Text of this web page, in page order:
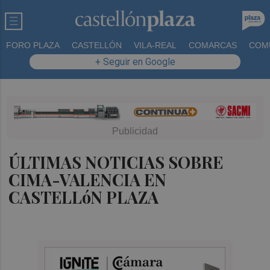
FORO PLAZA CASTELLÓN VILA-REAL COMARCAS
+ Seguir en Google
ÚLTIMAS NOTICIAS SOBRE
CIMA-VALENCIA EN
CASTELLóN PLAZA